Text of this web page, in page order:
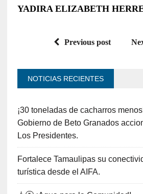
YADIRA ELIZABETH
Previous post
NOTICIAS RECIENTES
¡30 toneladas de cacharros
Gobierno de Beto Granados
Los Presidentes.
Fortalece Tamaulipas su
turística desde el AIFA.